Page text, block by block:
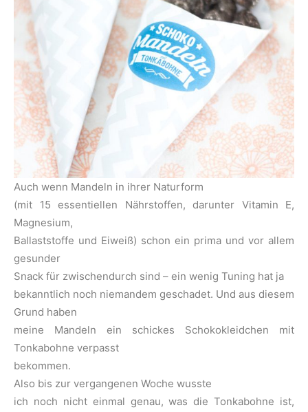
Auch wenn Mandeln in ihrer Naturform
(mit 15 essentiellen Nährstoffen, darunter Vitamin E,
Magnesium,
Ballaststoffe und Eiweiß) schon ein prima und vor allem
gesunder
Snack für zwischendurch sind – ein wenig Tuning hat ja
bekanntlich noch niemandem geschadet. Und aus diesem
Grund haben
meine Mandeln ein schickes Schokokleidchen mit
Tonkabohne verpasst
bekommen.
Also bis zur vergangenen Woche wusste
ich noch nicht einmal genau, was die Tonkabohne ist,